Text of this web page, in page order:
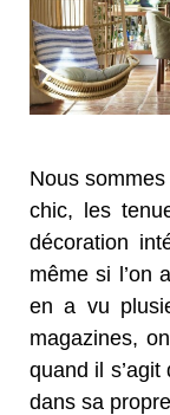
Nous
chic, les
décoration
même si l’on
en a vu
magazines,
quand il s’agit
dans sa